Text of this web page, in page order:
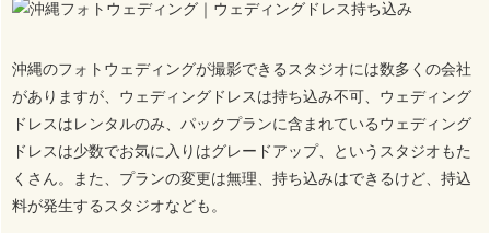
沖縄のフォトウェディングが撮影できるスタジオには数多くの会社
がありますが、ウェディングドレスは持ち込み不可、ウェディング
ドレスはレンタルのみ、パックプランに含まれているウェディング
ドレスは少数でお気に入りはグレードアップ、というスタジオもた
くさん。また、プランの変更は無理、持ち込みはできるけど、持込
料が発生するスタジオなども。